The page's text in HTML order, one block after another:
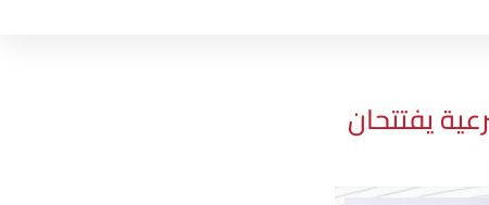
يفتتحان